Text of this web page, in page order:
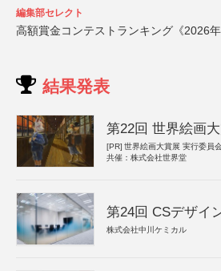
編集部セレクト
高額賞金コンテストランキング《2026年
結果発表
第22回 世界絵画
[PR] 世界絵画大賞展 実行委員
共催：株式会社世界堂
第24回 CSデザイ
株式会社中川ケミカル